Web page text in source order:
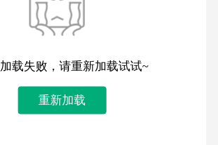
载失败，请重新加载试试~
重新加载